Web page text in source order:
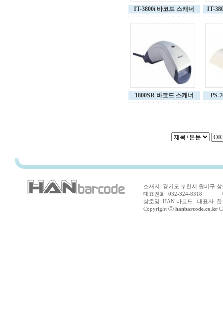
IT-3800i 바코드 스캐너 IT-
1800SR 바코드 스캐너 PS-
소재지: 경기도 부천시 원미구
대표전화: 032-324-8318 팩
상호명: HAN 바코드 대표자:
Copyright ⓒ hanbarcode.co.kr